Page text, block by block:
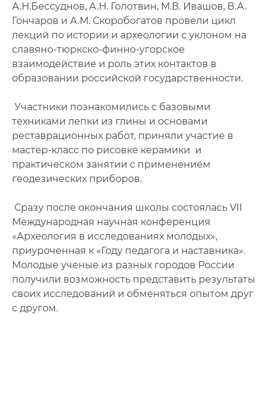
А.Н.Бессуднов, А.Н. Голотвин, М.В. Ивашов, В.А.
Гончаров и А.М. Скоробогатов провели цикл
лекций по истории и археологии с уклоном на
славяно-тюркско-финно-угорское
взаимодействие и роль этих контактов в
образовании российской государственности.
Участники познакомились с базовыми
техниками лепки из глины и основами
реставрационных работ, приняли участие в
мастер-класс по рисовке керамики и
практическом занятии с применением
геодезических приборов.
Сразу после окончания школы состоялась VII
Международная научная конференция
«Археология в исследованиях молодых»,
приуроченная к «Году педагога и наставника».
Молодые ученые из разных городов России
получили возможность представить результаты
своих исследований и обменяться опытом друг
с другом.